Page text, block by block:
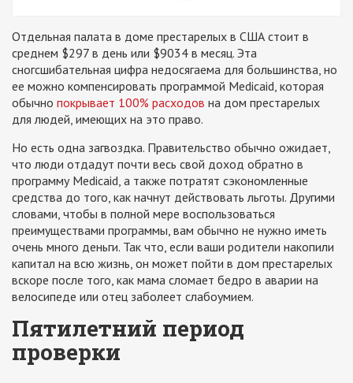
Отдельная палата в доме престарелых в США стоит в
среднем $297 в день или $9034 в месяц. Эта
сногсшибательная цифра недосягаема для большинства, но
ее можно компенсировать программой Medicaid, которая
обычно покрывает 100% расходов на дом престарелых
для людей, имеющих на это право.
Но есть одна загвоздка. Правительство обычно ожидает,
что люди отдадут почти весь свой доход обратно в
программу Medicaid, а также потратят сэкономленные
средства до того, как начнут действовать льготы. Другими
словами, чтобы в полной мере воспользоваться
преимуществами программы, вам обычно не нужно иметь
очень много деньги. Так что, если ваши родители накопили
капитал на всю жизнь, он может пойти в дом престарелых
вскоре после того, как мама сломает бедро в аварии на
велосипеде или отец заболеет слабоумием.
Пятилетний период
проверки